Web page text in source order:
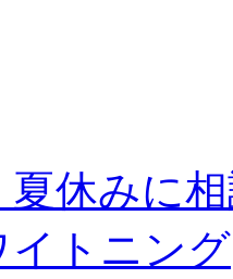
休みに
イトニング